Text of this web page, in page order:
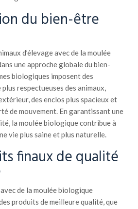
du bien-être
d’élevage avec de la moulée
une approche globale du bien-
biologiques imposent des
respectueuses des animaux,
des enclos plus spacieux et
de mouvement. En garantissant une
la moulée biologique contribue à
vie plus saine et plus naturelle.
finaux de qualité
de la moulée biologique
produits de meilleure qualité, que